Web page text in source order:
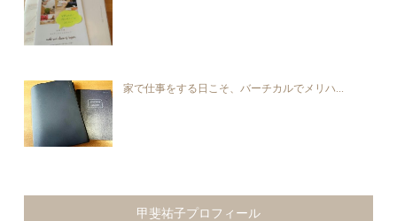
家で仕事をする日こそ、バーチカルでメリハ...
甲斐祐子プロフィール